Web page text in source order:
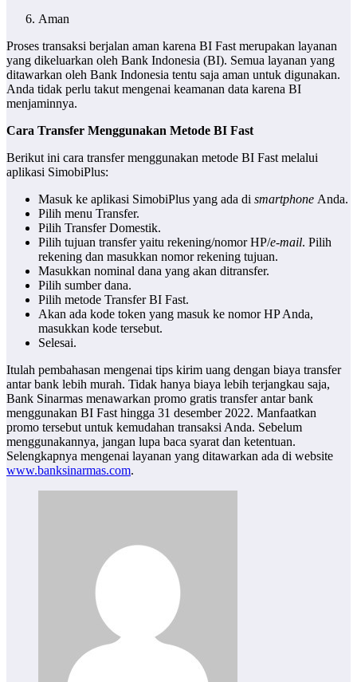
Aman
Proses transaksi berjalan aman karena BI Fast merupakan layanan
yang dikeluarkan oleh Bank Indonesia (BI). Semua layanan yang
ditawarkan oleh Bank Indonesia tentu saja aman untuk digunakan.
Anda tidak perlu takut mengenai keamanan data karena BI
menjaminnya.
Cara Transfer Menggunakan Metode BI Fast
Berikut ini cara transfer menggunakan metode BI Fast melalui
aplikasi SimobiPlus:
Masuk ke aplikasi SimobiPlus yang ada di smartphone Anda.
Pilih menu Transfer.
Pilih Transfer Domestik.
Pilih tujuan transfer yaitu rekening/nomor HP/e-mail. Pilih
rekening dan masukkan nomor rekening tujuan.
Masukkan nominal dana yang akan ditransfer.
Pilih sumber dana.
Pilih metode Transfer BI Fast.
Akan ada kode token yang masuk ke nomor HP Anda,
masukkan kode tersebut.
Selesai.
Itulah pembahasan mengenai tips kirim uang dengan biaya transfer
antar bank lebih murah. Tidak hanya biaya lebih terjangkau saja,
Bank Sinarmas menawarkan promo gratis transfer antar bank
menggunakan BI Fast hingga 31 desember 2022. Manfaatkan
promo tersebut untuk kemudahan transaksi Anda. Sebelum
menggunakannya, jangan lupa baca syarat dan ketentuan.
Selengkapnya mengenai layanan yang ditawarkan ada di website
www.banksinarmas.com.